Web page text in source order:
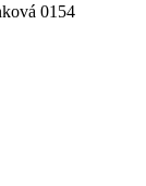
0154